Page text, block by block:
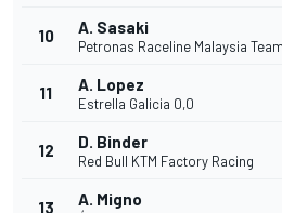
10 A. Sasaki
Petronas Raceline Malaysia
11 A. Lopez
Estrella Galicia 0,0
12 D. Binder
Red Bull KTM Factory Racing
13 A. Migno